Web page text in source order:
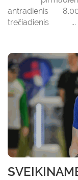
antradienis
trečiadienis ...